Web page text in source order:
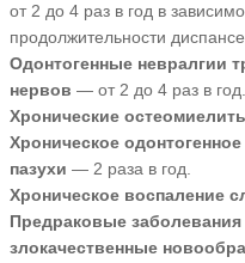
от 2 до 4 раз в год в
продолжительности
Одонтогенные невралгии
нервов — от 2 до 4 раз в год.
Хронические
Хроническое
пазухи — 2 раза в год.
Хроническое воспаление
Предраковые
злокачественные